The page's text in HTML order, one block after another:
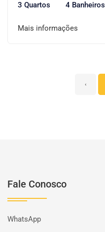
3 Quartos 4 Banheiros
Mais informações
‹
Fale Conosco
WhatsApp